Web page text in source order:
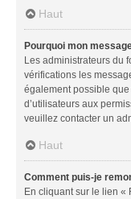
Haut
Pourquoi mon
Les administrateurs du
vérifications les
également possible
d’utilisateurs aux
veuillez contacter un
Haut
Comment puis-je
En cliquant sur le lien «